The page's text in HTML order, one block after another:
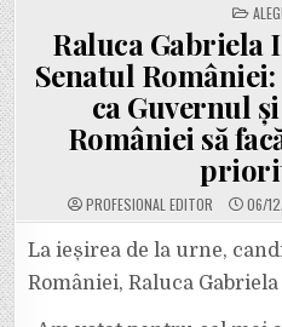
IN
Raluca Gabriela
Senatul
ca Guvernul
României să
PROFESIONAL EDITOR 06/
La ieșirea de la urne,
României, Raluca